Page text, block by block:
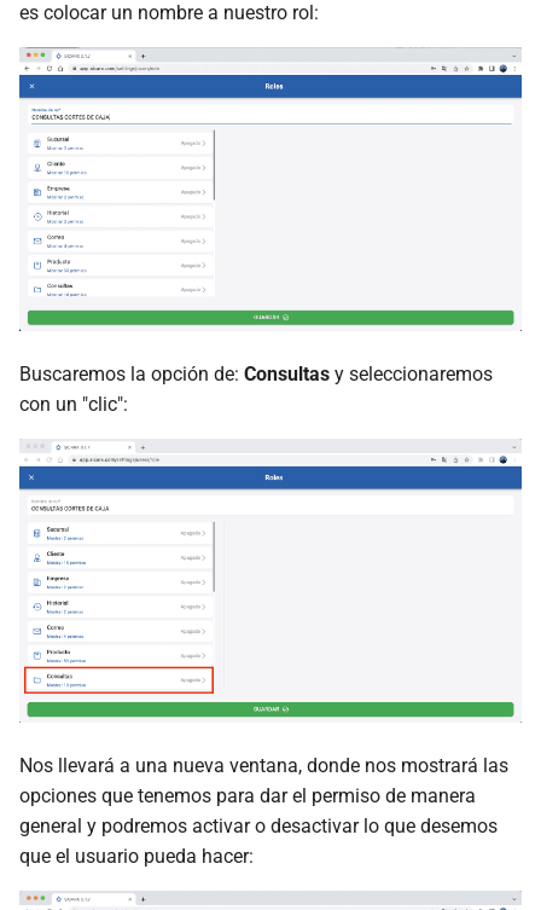
es colocar un nombre a nuestro rol:
Buscaremos la opción de: Consultas y seleccionaremos
con un "clic":
Nos llevará a una nueva ventana, donde nos mostrará las
opciones que tenemos para dar el permiso de manera
general y podremos activar o desactivar lo que desemos
que el usuario pueda hacer: